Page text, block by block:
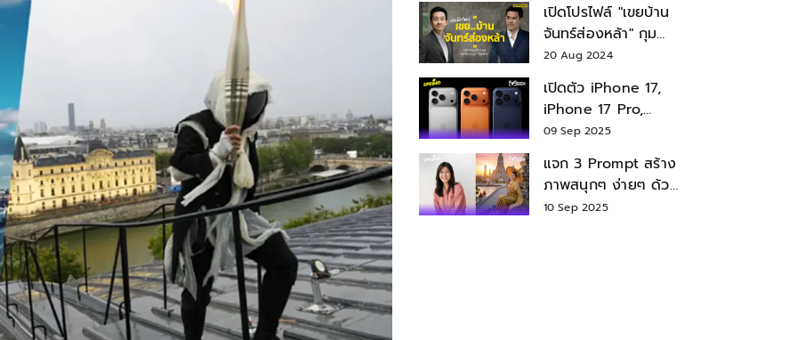
เปิดโปรไฟล์ "เขยบ้าน
จันทร์ส่องหล้า" กุม
บังเหียนธุรกิจตระกูล
"ชินวัตร"
20 Aug 2024
เปิดตัว iPhone 17,
iPhone 17 Pro,
iPhone 17 Air สเปค
09 Sep 2025
แจก 3 Prompt สร้าง
ภาพสนุกๆ ง่ายๆ ด้วย
Nano Banana ใน
10 Sep 2025